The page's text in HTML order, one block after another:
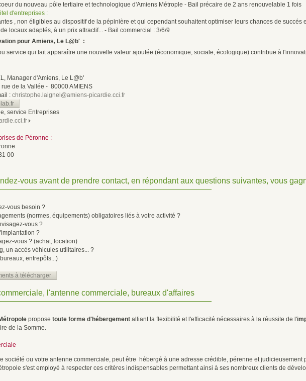
du nouveau pôle tertiaire et technologique d'Amiens Métrople - Bail précaire de 2 ans renouvelable 1 fois
d'entreprises :
, non éligibles au dispositif de la pépinière et qui cependant souhaitent optimiser leurs chances de succés
locaux adaptés, à un prix attractif... - Bail commercial : 3/6/9
pour Amiens, Le L@b' :
service qui fait apparaître une nouvelle valeur ajoutée (économique, sociale, écologique) contribue à
Manager d'Amiens, Le L@b'
rue de la Vallée - 80000 AMIENS
: christophe.laignel@amiens-picardie.cci.fr
service Entreprises
de Péronne :
00
vous avant de prendre contact, en répondant aux questions suivantes, vous
vous besoin ?
(normes, équipements) obligatoires liés à votre activité ?
vous ?
?
vous ? (achat, location)
un accès véhicules utilitaires... ?
entrepôts...)
à télécharger
l'antenne commerciale, bureaux d'affaires
propose toute forme d'hébergement alliant la flexibilité et l'efficacité nécessaires à la réussite de l'
de la Somme.
société ou votre antenne commerciale, peut être hébergé à une adresse crédible, pérenne et judicieusement
s'est employé à respecter ces critères indispensables permettant ainsi à ses nombreux clients de